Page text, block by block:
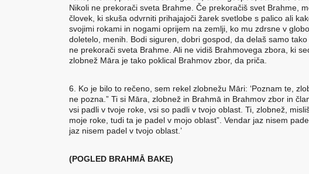
Nikoli ne prekorači sveta Brahme. Če prekoračiš svet Brahme,
človek, ki skuša odvrniti prihajajoči žarek svetlobe s palico ali
svojimi rokami in nogami oprijem na zemlji, ko mu zdrsne v
doletelo, menih. Bodi siguren, dobri gospod, da delaš samo
ne prekorači sveta Brahme. Ali ne vidiš Brahmovega zbora, ki
zlobnež Māra je tako poklical Brahmov zbor, da priča.
6. Ko je bilo to rečeno, sem rekel zlobnežu Māri: ‘Poznam te,
ne pozna.” Ti si Māra, zlobnež in Brahmā in Brahmov zbor in
vsi padli v tvoje roke, vsi so padli v tvojo oblast. Ti, zlobnež,
moje roke, tudi ta je padel v mojo oblast”. Vendar jaz nisem
jaz nisem padel v tvojo oblast.’
(POGLED BRAHMᾹ BAKE)